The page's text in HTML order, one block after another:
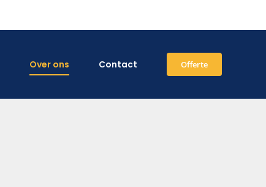
Over ons Contact Offerte